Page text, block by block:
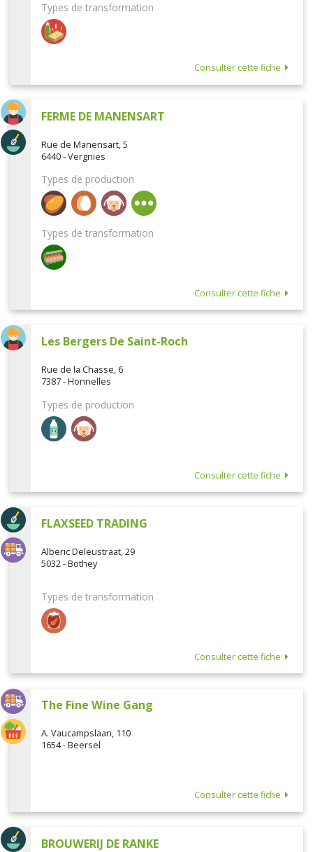
Types de transformation
Consulter cette fiche
FERME DE MANENSART
Rue de Manensart, 5
6440 - Vergnies
Types de production
Types de transformation
Consulter cette fiche
Les Bergers De Saint-Roch
Rue de la Chasse, 6
7387 - Honnelles
Types de production
Consulter cette fiche
FLAXSEED TRADING
Alberic Deleustraat, 29
5032 - Bothey
Types de transformation
Consulter cette fiche
The Fine Wine Gang
A. Vaucampslaan, 110
1654 - Beersel
Consulter cette fiche
BROUWERIJ DE RANKE